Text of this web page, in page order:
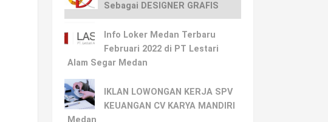
Sebagai DESIGNER GRAFIS
Info Loker Medan Terbaru
Februari 2022 di PT Lestari
Alam Segar Medan
IKLAN LOWONGAN KERJA SPV
KEUANGAN CV KARYA MANDIRI
Medan